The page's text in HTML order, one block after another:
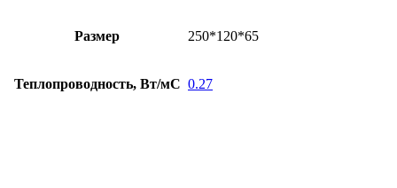
Размер 250*120*65
Теплопроводность, Вт/мС 0.27